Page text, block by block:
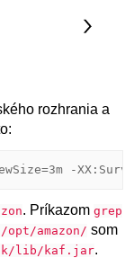
rozhrania a
-
. Príkazom grep
opt/amazon/ som
lib/kaf.jar.